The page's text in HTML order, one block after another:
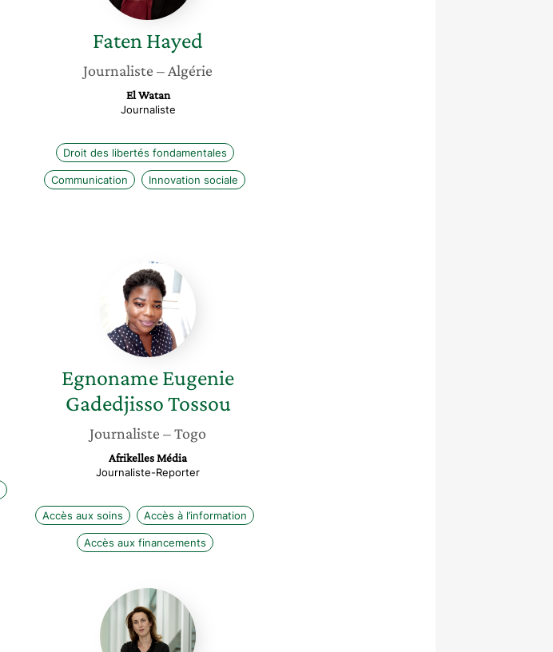
Faten Hayed
Journaliste – Algérie
El Watan
Journaliste
Droit des libertés fondamentales
Communication Innovation sociale
Egnoname
Eugenie
Gadedjisso
Tossou
Egnoname Eugenie
Gadedjisso Tossou
Journaliste – Togo
Afrikelles Média
Journaliste-Reporter
Accès aux soins Accès à l’information
Accès aux financements
Aude-
Solveig
Epstein